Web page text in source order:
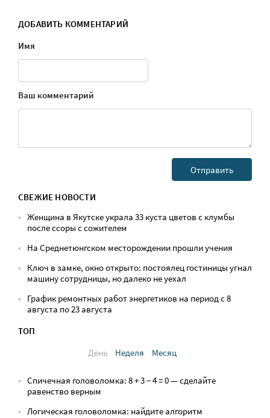
ДОБАВИТЬ КОММЕНТАРИЙ
Имя
Ваш комментарий
СВЕЖИЕ НОВОСТИ
Женщина в Якутске украла 33 куста цветов с клумбы
после ссоры с сожителем
На Среднетюнгском месторождении прошли учения
Ключ в замке, окно открыто: постоялец гостиницы угнал
машину сотрудницы, но далеко не уехал
График ремонтных работ энергетиков на период с 8
августа по 23 августа
ТОП
День
Неделя Месяц
Спичечная головоломка: 8 + 3 − 4 = 0 — сделайте
равенство верным
Логическая головоломка: найдите алгоритм